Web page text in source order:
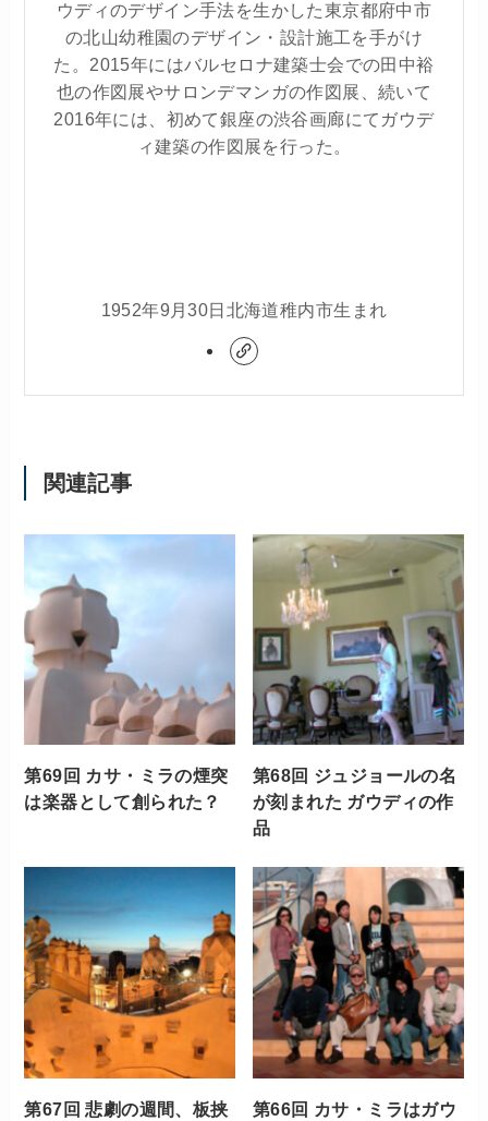
ウディのデザイン手法を生かした東京都府中市
の北山幼稚園のデザイン・設計施工を手がけ
た。2015年にはバルセロナ建築士会での田中裕
也の作図展やサロンデマンガの作図展、続いて
2016年には、初めて銀座の渋谷画廊にてガウデ
ィ建築の作図展を行った。
1952年9月30日北海道稚内市生まれ
関連記事
第69回 カサ・ミラの煙突
は楽器として創られた？
第68回 ジュジョールの名
が刻まれた ガウディの作
品
第67回 悲劇の週間、板挟
第66回 カサ・ミラはガウ